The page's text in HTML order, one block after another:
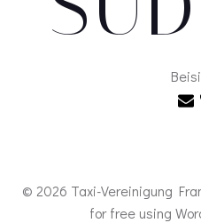
© 2026 Taxi-Vereinigung
for free using